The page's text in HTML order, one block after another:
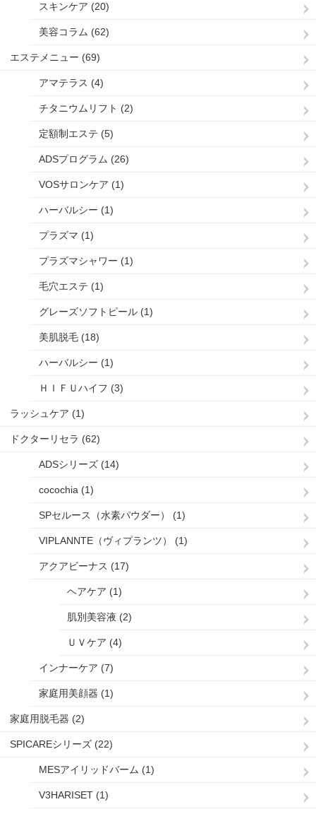
スキンケア (20)
美容コラム (62)
エステメニュー (69)
アマテラス (4)
チタニウムリフト (2)
定額制エステ (5)
ADSプログラム (26)
VOSサロンケア (1)
ハーバルシー (1)
プラズマ (1)
プラズマシャワー (1)
毛穴エステ (1)
グレーズソフトピール (1)
美肌脱毛 (18)
ハーバルシー (1)
ＨＩＦＵハイフ (3)
ラッシュケア (1)
ドクターリセラ (62)
ADSシリーズ (14)
cocochia (1)
SPセルース（水素パウダー） (1)
VIPLANNTE（ヴィプランツ） (1)
アクアビーナス (17)
ヘアケア (1)
肌別美容液 (2)
ＵＶケア (4)
インナーケア (7)
家庭用美顔器 (1)
家庭用脱毛器 (2)
SPICAREシリーズ (22)
MESアイリッドバーム (1)
V3HARISET (1)